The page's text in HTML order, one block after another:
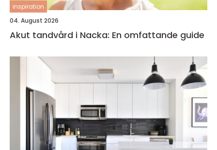
inspiration
04. August 2026
Akut tandvård i Nacka: En omfattande guide